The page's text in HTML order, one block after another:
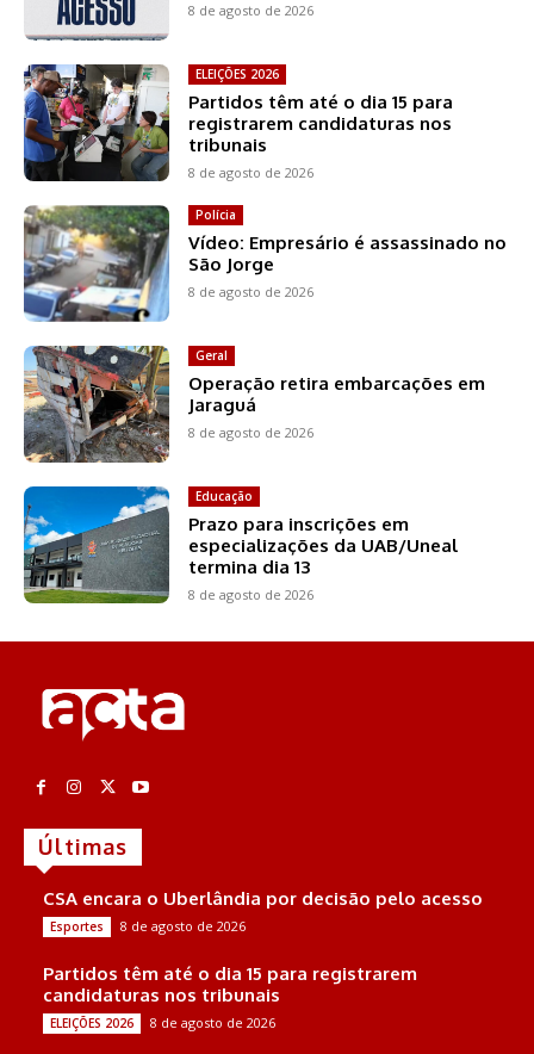
8 de agosto de 2026
ELEIÇÕES 2026
Partidos têm até o dia 15 para
registrarem candidaturas nos
tribunais
8 de agosto de 2026
Polícia
Vídeo: Empresário é assassinado no
São Jorge
8 de agosto de 2026
Geral
Operação retira embarcações em
Jaraguá
8 de agosto de 2026
Educação
Prazo para inscrições em
especializações da UAB/Uneal
termina dia 13
8 de agosto de 2026
Últimas
CSA encara o Uberlândia por decisão pelo acesso
Esportes 8 de agosto de 2026
Partidos têm até o dia 15 para registrarem
candidaturas nos tribunais
ELEIÇÕES 2026 8 de agosto de 2026